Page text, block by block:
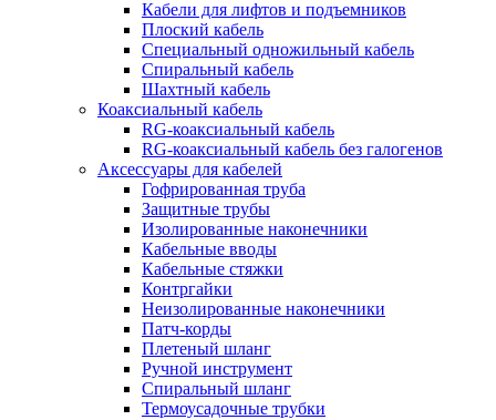
Кабели для лифтов и подъемников
Плоский кабель
Специальный одножильный кабель
Спиральный кабель
Шахтный кабель
Коаксиальный кабель
RG-коаксиальный кабель
RG-коаксиальный кабель без галогенов
Аксессуары для кабелей
Гофрированная труба
Защитные трубы
Изолированные наконечники
Кабельные вводы
Кабельные стяжки
Контргайки
Неизолированные наконечники
Патч-корды
Плетеный шланг
Ручной инструмент
Спиральный шланг
Термоусадочные трубки